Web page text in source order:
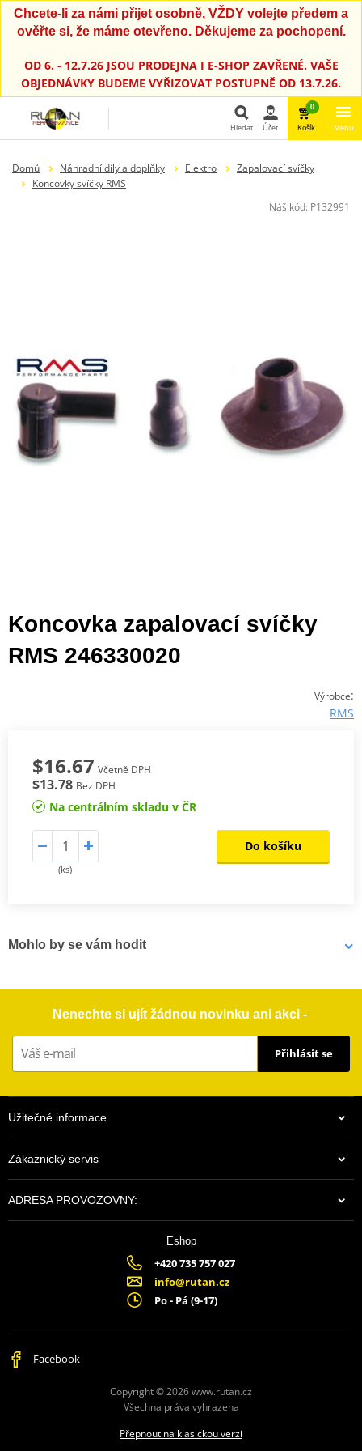
Chcete-li za námi přijet osobně, VŽDY volejte předem a
ověřte si, že máme otevřeno. Děkujeme za pochopení.
OD 6. - 12.7.26 JSOU PRODEJNA I E-SHOP ZAVŘENÉ. VAŠE
OBJEDNÁVKY BUDEME VYŘIZOVAT POSTUPNĚ OD 13.7.26.
Hledat
Hledat Účet
0
Košík Menu
Domů Náhradní díly a doplňky Elektro
Zapalovací svíčky
Koncovky svíčky RMS
Náš kód: P132991
Koncovka zapalovací svíčky
RMS 246330020
Výrobce:
RMS
$16.67 Včetně DPH
$13.78 Bez DPH
Na centrálním skladu v ČR
(ks)
Do košíku
Mohlo by se vám hodit
$5.21
Na centrálním skladu v ČR
Nenechte si ujít žádnou novinku ani akci -
Přihlásit se
Užitečné informace
Zákaznický servis
ADRESA PROVOZOVNY:
Eshop
+420 735 757 027
info@rutan.cz
Po - Pá (9-17)
Facebook
Copyright © 2026 www.rutan.cz
Všechna práva vyhrazena
Přepnout na klasickou verzi